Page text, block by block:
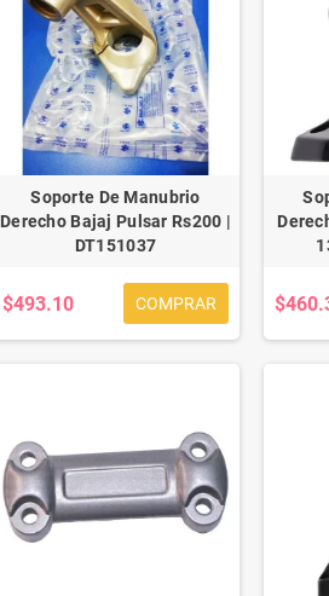
Soporte De Manubrio
Derecho Bajaj Pulsar Rs200 |
DT151037
$493.10 COMPRAR